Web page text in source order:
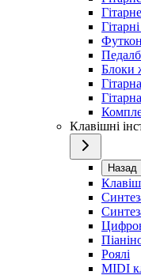
Блоки
Клавішні
Назад
Роялі
MIDI